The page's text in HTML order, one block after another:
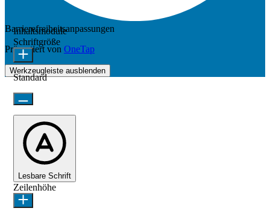
Barrierefreiheitsanpassungen
Präsentiert von OneTap
Werkzeugleiste ausblenden
Inhaltsmodule
Schriftgröße
Standard
Lesbare Schrift
Zeilenhöhe